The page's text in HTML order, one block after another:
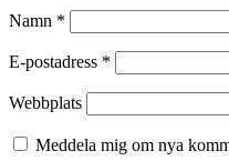
Namn *
E-postadress *
Webbplats
Meddela mig om nya